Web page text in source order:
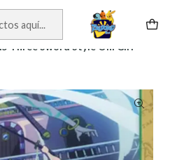
Three Sword Style Oni Giri